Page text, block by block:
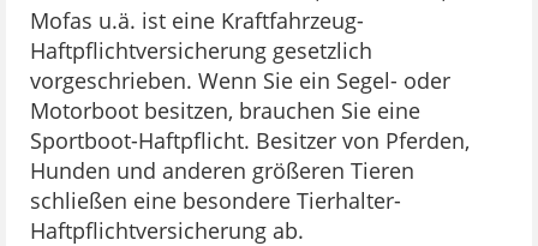
Mofas u.ä. ist eine Kraftfahrzeug-
Haftpflichtversicherung gesetzlich
vorgeschrieben. Wenn Sie ein Segel- oder
Motorboot besitzen, brauchen Sie eine
Sportboot-Haftpflicht. Besitzer von Pferden,
Hunden und anderen größeren Tieren
schließen eine besondere Tierhalter-
Haftpflichtversicherung ab.